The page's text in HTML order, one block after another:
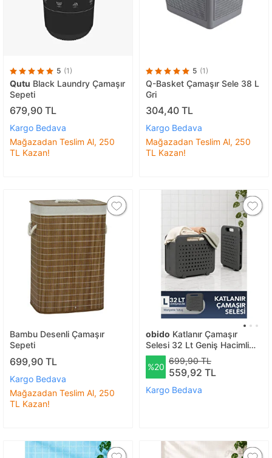
5 (1)
Qutu Black Laundry Çamaşır
Sepeti
679,90 TL
Kargo Bedava
Mağazadan Teslim Al, 250
TL Kazan!
5 (1)
Q-Basket Çamaşır Sele 38 L
Gri
304,40 TL
Kargo Bedava
Mağazadan Teslim Al, 250
TL Kazan!
Bambu Desenli Çamaşır
Sepeti
699,90 TL
Kargo Bedava
Mağazadan Teslim Al, 250
TL Kazan!
obido Katlanır Çamaşır
Selesi 32 Lt Geniş Hacimli
Portatif Çamaşır Sepeti
%20
699,90 TL
559,92 TL
Kargo Bedava